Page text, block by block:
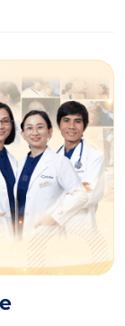
bác sĩ kỹ
(như có thể
ngày bao
tối đa, hạn